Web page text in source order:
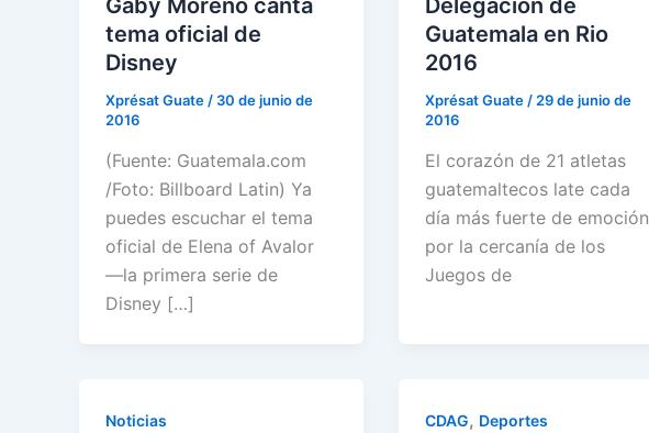
tema oficial de
Disney
Xprésat Guate / 30 de junio de
2016
(Fuente: Guatemala.com
/Foto: Billboard Latin) Ya
puedes escuchar el tema
oficial de Elena of Avalor
—la primera serie de
Disney […]
Guatemala en Rio
2016
Xprésat Guate / 29 de junio de
2016
El corazón de 21 atletas
guatemaltecos late cada
día más fuerte de emoción
por la cercanía de los
Juegos de
Noticias CDAG, Deportes